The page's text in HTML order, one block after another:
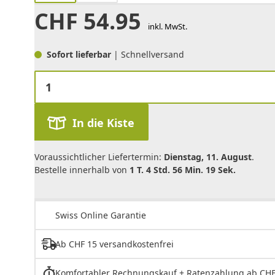
CHF 54.95 inkl. MwSt.
Sofort lieferbar | Schnellversand
In die Kiste
Voraussichtlicher Liefertermin: Dienstag, 11. August.
Bestelle innerhalb von 1 T. 4 Std. 56 Min. 19 Sek.
Swiss Online Garantie
Ab CHF 15 versandkostenfrei